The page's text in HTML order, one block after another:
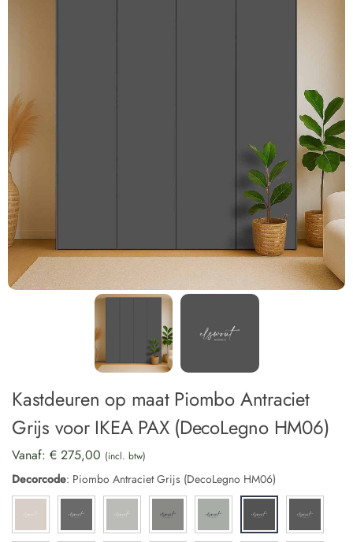
Kastdeuren op maat Piombo Antraciet
Grijs voor IKEA PAX (DecoLegno HM06)
Vanaf: € 275,00 (incl. btw)
Decorcode: Piombo Antraciet Grijs (DecoLegno HM06)